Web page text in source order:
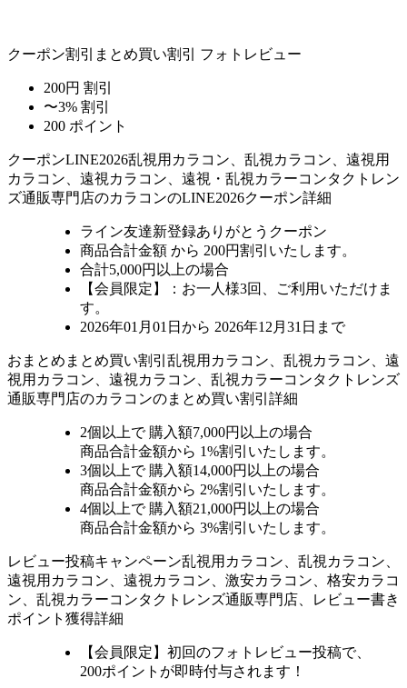
クーポン割引 まとめ買い割引 フォトレビュー
200円 割引
〜3% 割引
200 ポイント
クーポンLINE2026乱視用カラコン、乱視カラコン、遠視用
カラコン、遠視カラコン、遠視・乱視カラーコンタクトレン
ズ通販専門店のカラコンのLINE2026クーポン詳細
ライン友達新登録ありがとうクーポン
商品合計金額 から 200円割引 いたします。
合計5,000円以上の場合
【会員限定】：お一人様3回
、ご利用いただけま
す。
2026年01月01日から 2026年12月31日まで
おまとめ まとめ買い割引 乱視用カラコン、乱視カラコン、遠
視用カラコン、遠視カラコン、乱視カラーコンタクトレンズ
通販専門店のカラコンのまとめ買い割引詳細
2個 以上で 購入額7,000円以上の場合
商品合計金額から 1%割引いたします。
3個 以上で 購入額14,000円以上の場合
商品合計金額から 2%割引いたします。
4個 以上で 購入額21,000円以上の場合
商品合計金額から 3%割引いたします。
レビュー投稿キャンペーン乱視用カラコン、乱視カラコン、
遠視用カラコン、遠視カラコン、激安カラコン、格安カラコ
ン、乱視カラーコンタクトレンズ通販専門店、レビュー書き
ポイント獲得詳細
【会員限定】初回のフォトレビュー投稿で、
200ポイント が即時付与されます！